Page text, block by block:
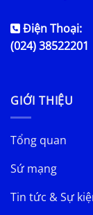
Điện Thoại:
(024) 38522201
GIỚI THIỆU
Tổng quan
Sứ mạng
Tin tức & Sự